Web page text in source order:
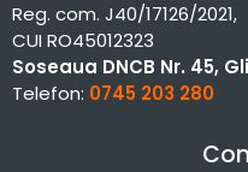
Reg. com. J40/17126/2021,
CUI RO45012323
Soseaua DNCB Nr. 45,
Telefon: 0745 203 280